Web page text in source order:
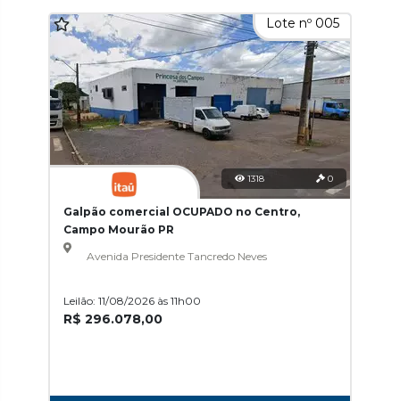
Lote nº 005
1318 0
Galpão comercial OCUPADO no Centro,
Campo Mourão PR
Avenida Presidente Tancredo Neves
Leilão: 11/08/2026 às 11h00
R$ 296.078,00